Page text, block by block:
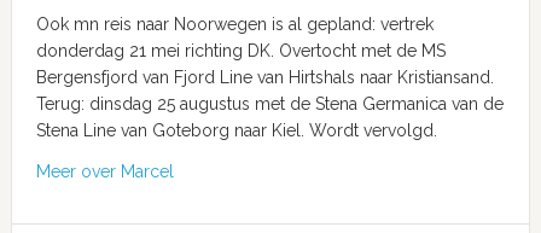
Ook mn reis naar Noorwegen is al gepland: vertrek
donderdag 21 mei richting DK. Overtocht met de MS
Bergensfjord van Fjord Line van Hirtshals naar Kristiansand.
Terug: dinsdag 25 augustus met de Stena Germanica van de
Stena Line van Goteborg naar Kiel. Wordt vervolgd.
Meer over Marcel